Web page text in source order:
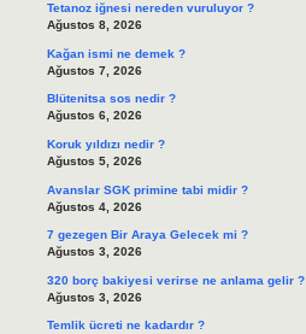
Tetanoz iğnesi nereden vuruluyor ?
Ağustos 8, 2026
Kağan ismi ne demek ?
Ağustos 7, 2026
Blütenitsa sos nedir ?
Ağustos 6, 2026
Koruk yıldızı nedir ?
Ağustos 5, 2026
Avanslar SGK primine tabi midir ?
Ağustos 4, 2026
7 gezegen Bir Araya Gelecek mi ?
Ağustos 3, 2026
320 borç bakiyesi verirse ne anlama gelir ?
Ağustos 3, 2026
Temlik ücreti ne kadardır ?